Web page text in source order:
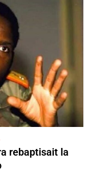
rebaptisait la